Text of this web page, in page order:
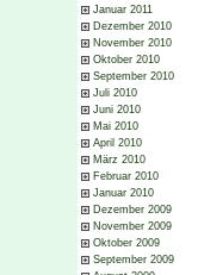
Januar 2011
Dezember 2010
November 2010
Oktober 2010
September 2010
Juli 2010
Juni 2010
Mai 2010
April 2010
März 2010
Februar 2010
Januar 2010
Dezember 2009
November 2009
Oktober 2009
September 2009